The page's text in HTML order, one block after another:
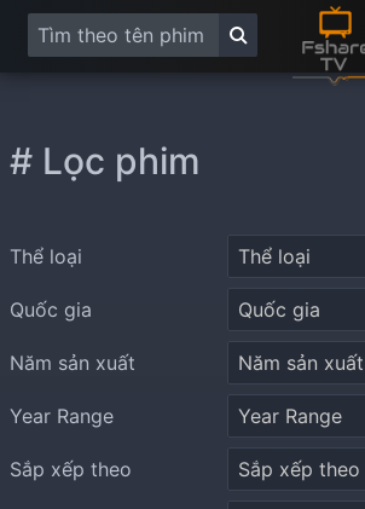
# Lọc phim
Thể loại
Quốc gia
Năm sản xuất
Year Range
Sắp xếp theo